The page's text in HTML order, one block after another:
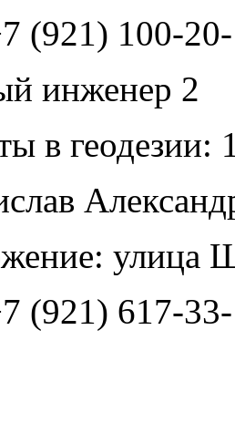
(921) 100-
инженер 2
в геодезии:
улица
(921) 617-